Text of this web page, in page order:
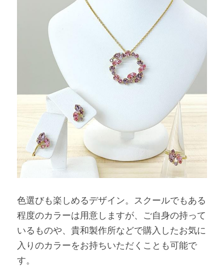
色選びも楽しめるデザイン。スクールでもある
程度のカラーは用意しますが、ご自身の持って
いるものや、貴和製作所などで購入したお気に
入りのカラーをお持ちいただくことも可能で
す。